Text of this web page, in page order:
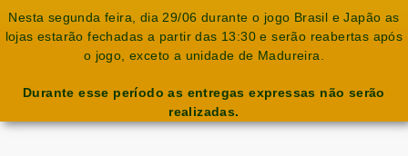
Nesta segunda feira, dia 29/06 durante o jogo Brasil e Japão as
lojas estarão fechadas a partir das 13:30 e serão reabertas após
o jogo, exceto a unidade de Madureira.
Durante esse período as entregas expressas não serão
realizadas.